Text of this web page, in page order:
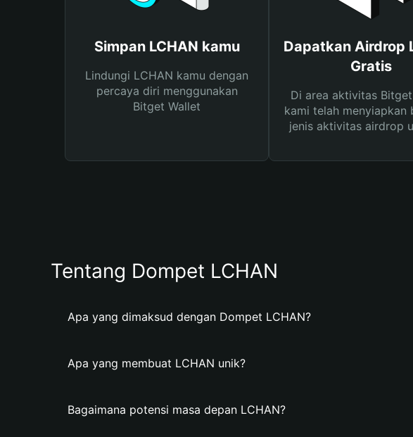
Simpan LCHAN kamu
Lindungi LCHAN kamu dengan
percaya diri menggunakan
Bitget Wallet
Dapatkan Airdrop
Gratis
Di area aktivitas
kami telah menyiapkan
jenis aktivitas airdrop
Tentang Dompet LCHAN
Apa yang dimaksud dengan Dompet LCHAN?
Apa yang membuat LCHAN unik?
Bagaimana potensi masa depan LCHAN?